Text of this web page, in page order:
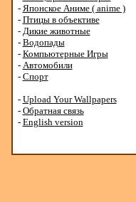
- Японское Аниме ( anime )
- Птицы в объективе
- Дикие животные
- Водопады
- Компьютерные Игры
- Автомобили
- Спорт
- Upload Your Wallpapers
- Обратная связь
- English version